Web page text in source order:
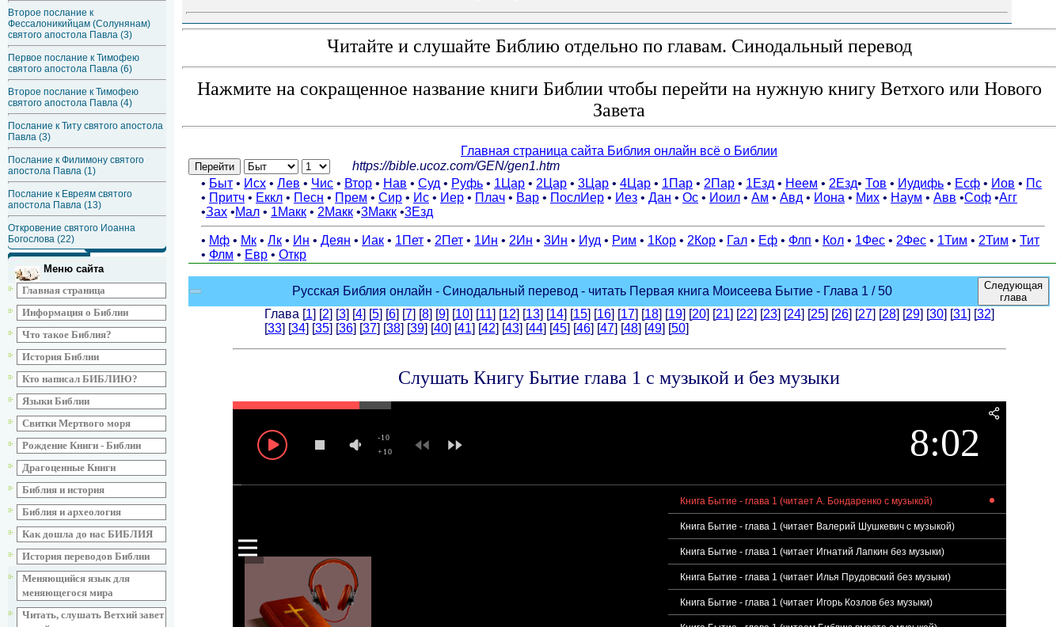
Второе послание к
Фессалоникийцам (Солунянам)
святого апостола Павла (3)
Первое послание к Тимофею
святого апостола Павла (6)
Второе послание к Тимофею
святого апостола Павла (4)
Послание к Титу святого апостола
Павла (3)
Послание к Филимону святого
апостола Павла (1)
Послание к Евреям святого
апостола Павла (13)
Откровение святого Иоанна
Богослова (22)
Меню сайта
Главная страница
Информация о Библии
Что такое Библия?
История Библии
Кто написал БИБЛИЮ?
Языки Библии
Свитки Мертвого моря
Рождение Книги - Библии
Драгоценные Книги
Библия и история
Библия и археология
Как дошла до нас БИБЛИЯ
История переводов Библии
Меняющийся язык для
меняющегося мира
Читать, слушать Ветхий завет
Читайте и слушайте Библию отдельно по главам. Синодальный перевод
Нажмите на сокращенное название книги Библии чтобы перейти на нужную книгу Ветхого или Нового
Завета